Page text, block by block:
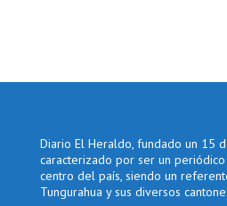
Diario El Heraldo, fundado un 15
caracterizado por ser un
centro del país, siendo un
Tungurahua y sus diversos